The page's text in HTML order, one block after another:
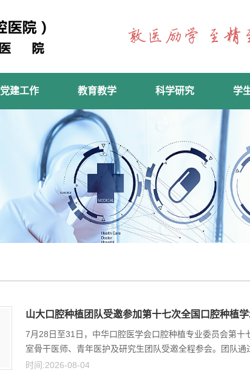
党建工作 教育教学 科学研究 学
山大口腔种植团队受邀参加第十七次全国口腔种植
7月28日至31日，中华口腔医学会口腔种植专业委员会第
室骨干医师、青年医护及研究生团队受邀全程参会。团队通
时间:2026-08-04